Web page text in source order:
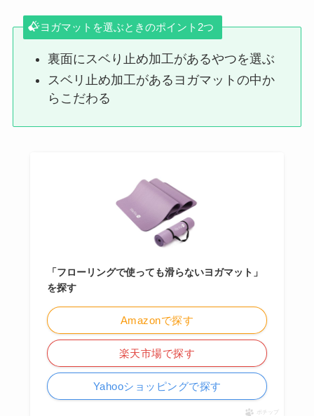
ヨガマットを選ぶときのポイント2つ
裏面にスベり止め加工があるやつを選ぶ
スベリ止め加工があるヨガマットの中か
らこだわる
「フローリングで使っても滑らないヨガマット」
を探す
Amazonで探す
楽天市場で探す
Yahooショッピングで探す
ポチップ